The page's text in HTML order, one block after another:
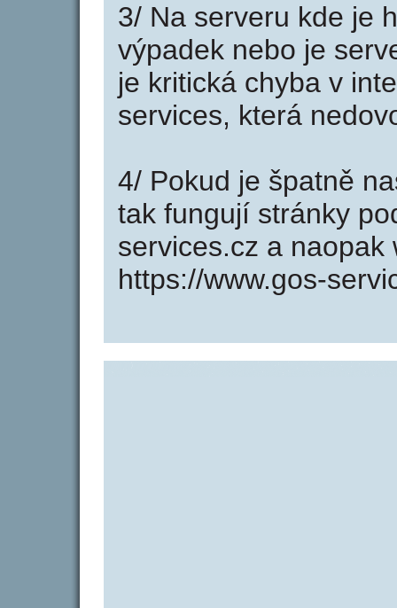
3/ Na serveru kde je
výpadek nebo je
je kritická chyba v
services, která
4/ Pokud je špatně
tak fungují stránky
services.cz a
https://www.gos-